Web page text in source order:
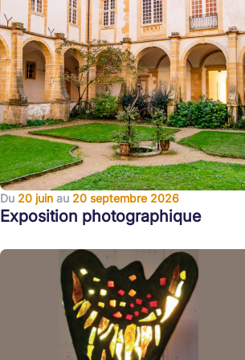
Du 20 juin au 20 septembre 2026
Exposition photographique